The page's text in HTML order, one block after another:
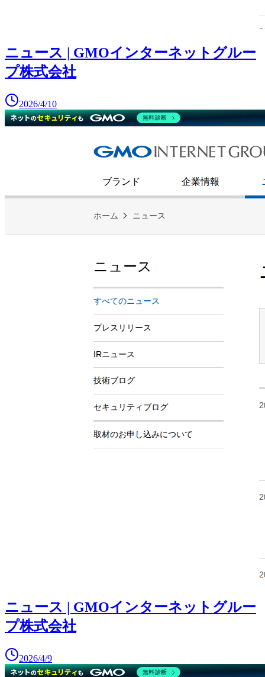
ニュース | GMOインターネットグルー
プ株式会社
2026/4/10
ニュース | GMOインターネットグルー
プ株式会社
2026/4/9